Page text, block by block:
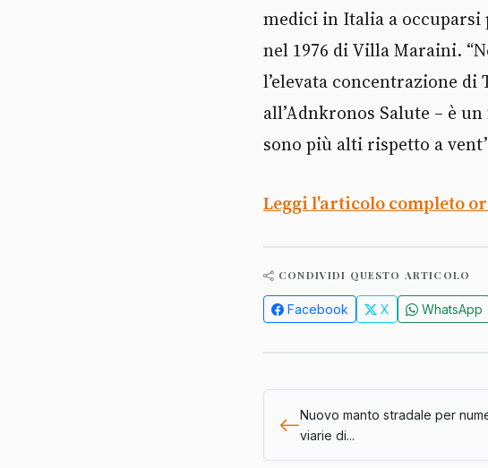
medici in Italia a occuparsi
nel 1976 di Villa Maraini.
l’elevata concentrazione
all’Adnkronos Salute – è
sono più alti rispetto a
Leggi l'articolo completo
CONDIVIDI QUESTO ARTICOLO
Facebook X WhatsApp
Nuovo manto stradale per
viarie di...